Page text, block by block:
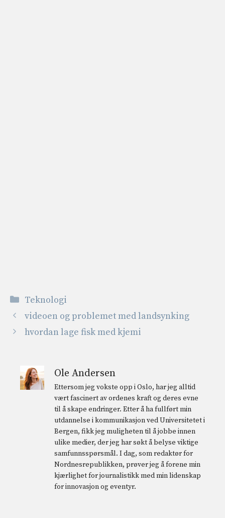
Kategorier
Teknologi
videoen og problemet med landsynking
hvordan lage fisk med kjemi
Ole Andersen
Ettersom jeg vokste opp i Oslo, har jeg alltid
vært fascinert av ordenes kraft og deres evne
til å skape endringer. Etter å ha fullført min
utdannelse i kommunikasjon ved Universitetet i
Bergen, fikk jeg muligheten til å jobbe innen
ulike medier, der jeg har søkt å belyse viktige
samfunnsspørsmål. I dag, som redaktør for
Nordnesrepublikken, prøver jeg å forene min
kjærlighet for journalistikk med min lidenskap
for innovasjon og eventyr.